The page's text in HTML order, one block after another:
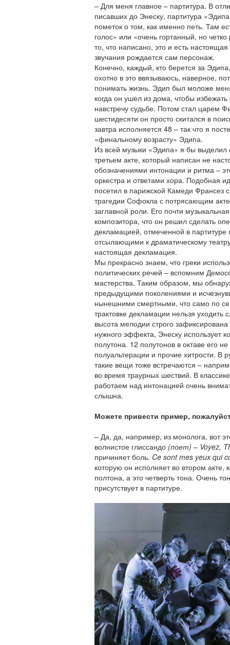
– Для меня главное – партитура. В
писавших до Энеску, партитура
пометок о том, как именно петь. Там
голос» или «очень гортанный, но
то, что написано, это и есть
звучания рождается сам персонаж.
Конечно, каждый, кто берется за
охотно в это ввязываюсь, наверное,
понимать жизнь. Эдип был моложе
когда он ушел из дома, чтобы
навстречу судьбе. Потом стал царем
шестидесяти он просто скитался в
завтра исполняется 48 – так что я
«финальному возрасту» Эдипа.
Из всей музыки «Эдипа» я бы
третьем акте, который написан не
обозначениями интонации и ритма –
оркестра и ответами хора. Подобная
посетил в парижской Камеди Франсез
трагедии Софокла с потрясающим
заглавной роли. Его почти
композитора, что он решил сделать
декламацией, отмеченной в партитуре
отсылающими к драматическому
настоящая декламация.
Мы прекрасно знаем, что греки
политических речей – вспомним
мастерства. Таким образом, мы
предыдущими поколениями и
нынешними смертными, что само по
трактовке декламации нельзя уходить
высота мелодии строго
нужного эффекта, Энеску использует
полутона. 12 полутонов в октаве его
полуальтерации и прочие хитрости. В
такие вещи тоже встречаются –
во время траурных шествий. В
работаем над интонацией очень
слышна.
Можете привести пример,
– Да, да, например, из монолога, вот
волнистое глиссандо (поет) – Voyez,
причиняет боль. Ce sont mes yeux qui
которую он исполняет во втором акте,
полтона, а это четверть тона. Очень
присутствует в партитуре.